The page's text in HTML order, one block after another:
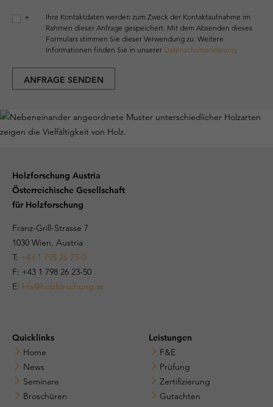
*
Ihre Kontaktdaten werden zum Zweck der Kontaktaufnahme im
Rahmen dieser Anfrage gespeichert. Mit dem Absenden dieses
Formulars stimmen Sie dieser Verwendung zu. Weitere
Informationen finden Sie in unserer Datenschutzerklärung.
ANFRAGE SENDEN
Holzforschung Austria
Österreichische Gesellschaft
für Holzforschung
Franz-Grill-Strasse 7
1030 Wien, Austria
T: +43 1 798 26 23-0
​​F: +43 1 798 26 23-50
E: hfa@holzforschung.at
Quicklinks
Home
News
Seminare
Broschüren
Leistungen
F&E
Prüfung
Zertifizierung
Gutachten